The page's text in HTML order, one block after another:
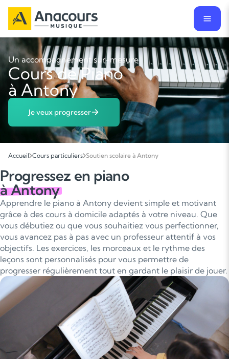
Un accompagnement sur-mesure
Cours de Piano
à Antony
Je veux progresser
Accueil Cours particuliers Soutien scolaire à Antony
Progressez en piano
à Antony
Apprendre le piano à Antony devient simple et motivant
grâce à des cours à domicile adaptés à votre niveau. Que
vous débutiez ou que vous souhaitiez vous perfectionner,
vous avancez pas à pas avec un professeur attentif à vos
objectifs. Les exercices, les morceaux et le rythme des
leçons sont personnalisés pour vous permettre de
progresser régulièrement tout en gardant le plaisir de jouer.